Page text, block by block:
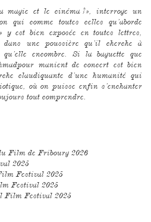
magie et le cinéma ?», interroge un
qui comme toutes celles qu’aborde
y est bien exposée en toutes lettres,
une poussière qu’il cherche à
encombre. Si la baguette que
manient de concert est bien
claudiquante d’une humanité qui
où on puisse enfin s’enchanter
tout comprendre.
Film de Fribourg 2026
2025
Festival 2025
Festival 2025
Film Festival 2025